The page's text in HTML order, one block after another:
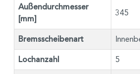
Außendurchmesser
[mm]
345
Bremsscheibenart
Lochanzahl 5